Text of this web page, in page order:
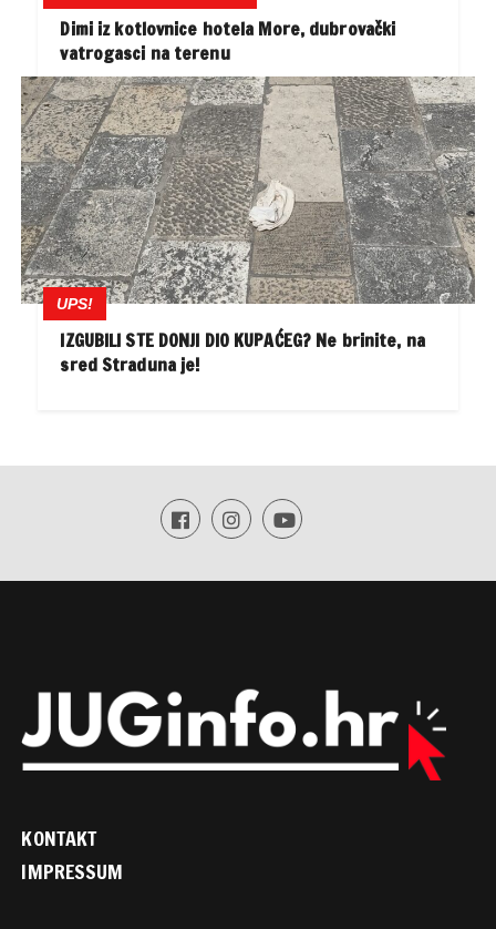
Dimi iz kotlovnice hotela More, dubrovački
vatrogasci na terenu
UPS!
IZGUBILI STE DONJI DIO KUPAĆEG? Ne brinite, na
sred Straduna je!
KONTAKT
IMPRESSUM